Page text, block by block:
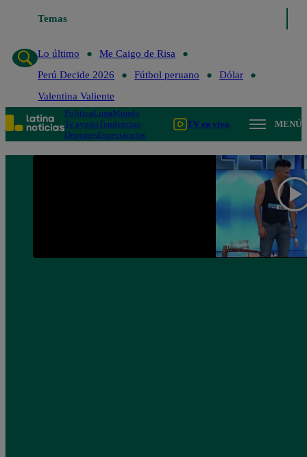
Temas
Lo último Me Caigo de Risa
Lo último
Me Caigo de Risa
Perú Decide 2026
Fútbol peruano
Dólar
Valentina Valiente
PolíticaLimaMundo
Te ayudoTendencias
DeportesEspectáculos
TV en vivo MENÚ